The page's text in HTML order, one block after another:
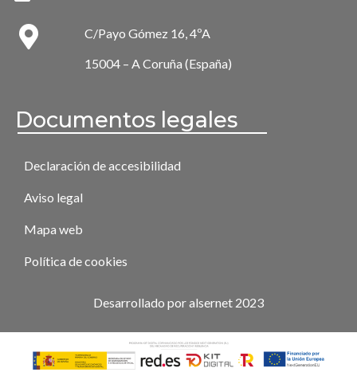
C/Payo Gómez 16, 4ºA
15004 – A Coruña (España)
Documentos legales
Declaración de accesibilidad
Aviso legal
Mapa web
Política de cookies
Desarrollado por alsernet 2023